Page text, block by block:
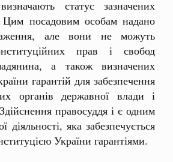
статус зазначених
Цим посадовим особам надано
але вони не можуть
прав і свобод
а також визначених
гарантій для забезпечення
органів державної влади і
правосуддя і є одним
діяльності, яка забезпечується
України гарантіями.